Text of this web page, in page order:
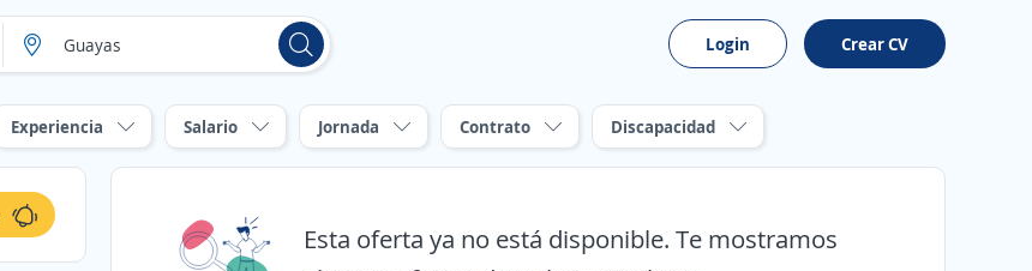
Login Crear CV
Experiencia Salario Jornada Contrato Discapacidad
Esta oferta ya no está disponible. Te mostramos